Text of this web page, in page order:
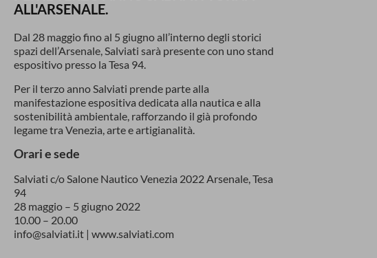
ALL'ARSENALE.
Dal 28 maggio fino al 5 giugno all’interno degli storici
spazi dell’Arsenale, Salviati sarà presente con uno stand
espositivo presso la Tesa 94.
Per il terzo anno Salviati prende parte alla
manifestazione espositiva dedicata alla nautica e alla
sostenibilità ambientale, rafforzando il già profondo
legame tra Venezia, arte e artigianalità.
Orari e sede
Salviati c/o Salone Nautico Venezia 2022 Arsenale, Tesa
94
28 maggio – 5 giugno 2022
10.00 – 20.00
info@salviati.it | www.salviati.com